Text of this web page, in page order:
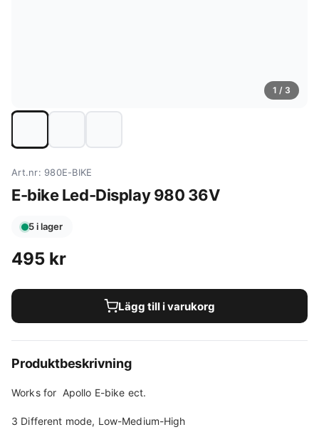
1 / 3
Art.nr: 980E-BIKE
E-bike Led-Display 980 36V
5 i lager
495 kr
Lägg till i varukorg
Produktbeskrivning
Works for Apollo E-bike ect.
3 Different mode, Low-Medium-High